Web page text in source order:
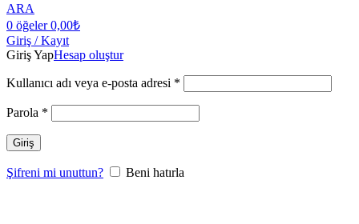
ARA
0 öğeler 0,00₺
Giriş / Kayıt
Giriş YapHesap oluştur
Kullanıcı adı veya e-posta adresi *
Parola *
Giriş
Şifreni mi unuttun? Beni hatırla